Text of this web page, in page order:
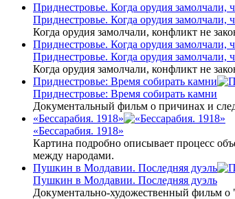
Приднестровье. Когда орудия замолчали,
Приднестровье. Когда орудия замолчали,
Когда орудия замолчали, конфликт не
Приднестровье. Когда орудия замолчали,
Приднестровье. Когда орудия замолчали,
Когда орудия замолчали, конфликт не
Приднестровье: Время собирать камни
Приднестровье: Время собирать камни
Документальный фильм о причинах и
«Бессарабия. 1918»
«Бессарабия. 1918»
Картина подробно описывает процесс
между народами.
Пушкин в Молдавии. Последняя дуэль
Пушкин в Молдавии. Последняя дуэль
Документально-художественный фильм